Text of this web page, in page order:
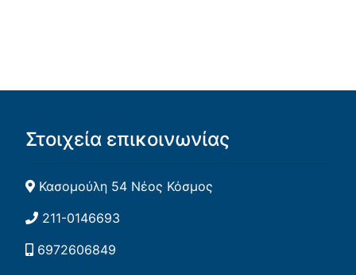
Στοιχεία επικοινωνίας
Κασομούλη 54 Νέος Κόσμος
211-0146693
6972606849